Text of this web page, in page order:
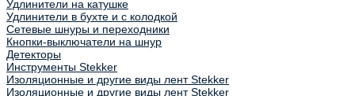
Удлинители на катушке
Удлинители в бухте и с колодкой
Сетевые шнуры и переходники
Кнопки-выключатели на шнур
Детекторы
Инструменты Stekker
Изоляционные и другие виды лент Stekker
Изоляционные и другие виды лент Stekker